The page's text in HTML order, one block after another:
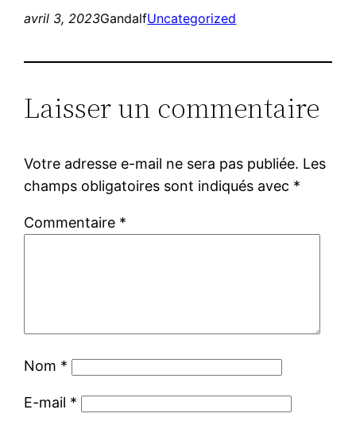
avril 3, 2023GandalfUncategorized
Laisser un commentaire
Votre adresse e-mail ne sera pas publiée. Les
champs obligatoires sont indiqués avec *
Commentaire *
Nom *
E-mail *